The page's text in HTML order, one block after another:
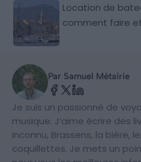
Location de
comment faire
Par Samuel Métairie
Je suis un passionné de
musique. J’aime écrire des
inconnu, Brassens, la bière,
coquillettes. Je mets un